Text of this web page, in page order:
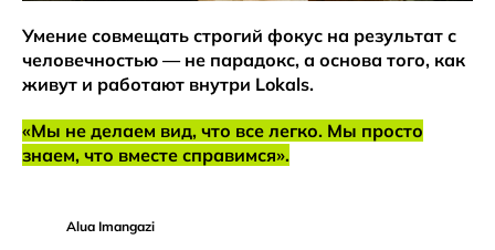
Умение совмещать строгий фокус на результат с
человечностью — не парадокс, а основа того, как
живут и работают внутри Lokals.
«Мы не делаем вид, что все легко. Мы просто
знаем, что вместе справимся».
Alua Imangazi